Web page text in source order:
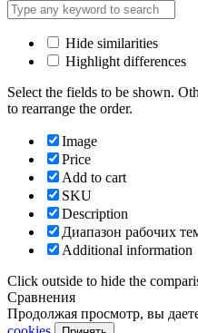
Hide similarities
Highlight differences
Select the fields to be shown.
to rearrange the order.
Image
Price
Add to cart
SKU
Description
Диапазон рабочих
Additional information
Click outside to hide the
Сравнения
Продолжая просмотр, вы